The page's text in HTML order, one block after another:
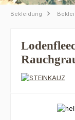
Bekleidung
Bildergalerie